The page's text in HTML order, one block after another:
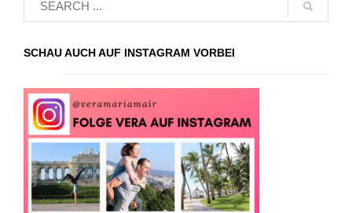
SCHAU AUCH AUF INSTAGRAM VORBEI